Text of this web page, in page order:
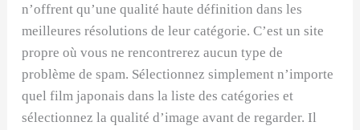
n’offrent qu’une qualité haute définition dans les
meilleures résolutions de leur catégorie. C’est un site
propre où vous ne rencontrerez aucun type de
problème de spam. Sélectionnez simplement n’importe
quel film japonais dans la liste des catégories et
sélectionnez la qualité d’image avant de regarder. Il